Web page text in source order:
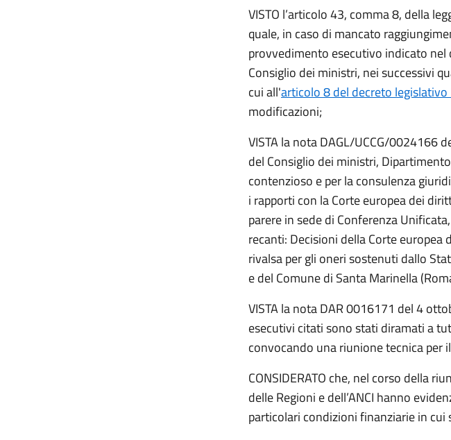
VISTO l’articolo 43, comma 8, della
quale, in caso di mancato
provvedimento esecutivo indicato
Consiglio dei ministri, nei successivi
cui all'articolo 8 del decreto
modificazioni;
VISTA la nota DAGL/UCCG/0024166
del Consiglio dei ministri,
contenzioso e per la consulenza
i rapporti con la Corte europea dei
parere in sede di Conferenza
recanti: Decisioni della Corte
rivalsa per gli oneri sostenuti dallo
e del Comune di Santa Marinella
VISTA la nota DAR 0016171 del 4
esecutivi citati sono stati diramati a
convocando una riunione tecnica per
CONSIDERATO che, nel corso della
delle Regioni e dell’ANCI hanno
particolari condizioni finanziarie in